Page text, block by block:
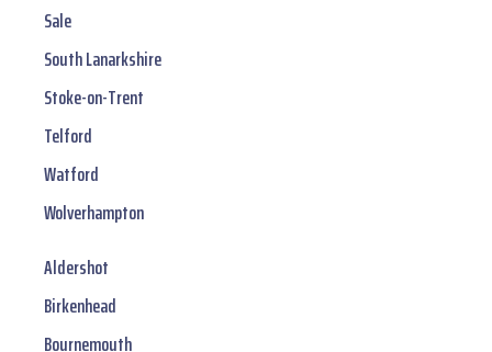
Sale
South Lanarkshire
Stoke-on-Trent
Telford
Watford
Wolverhampton
Aldershot
Birkenhead
Bournemouth